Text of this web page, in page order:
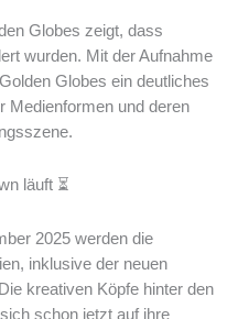
Globes zeigt, dass
wurden. Mit der Aufnahme
Globes ein deutliches
Medienformen und deren
läuft ⏳
2025 werden die
inklusive der neuen
kreativen Köpfe hinter den
schon jetzt auf ihre